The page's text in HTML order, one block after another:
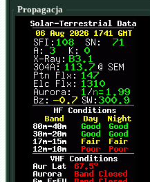
Propagacja